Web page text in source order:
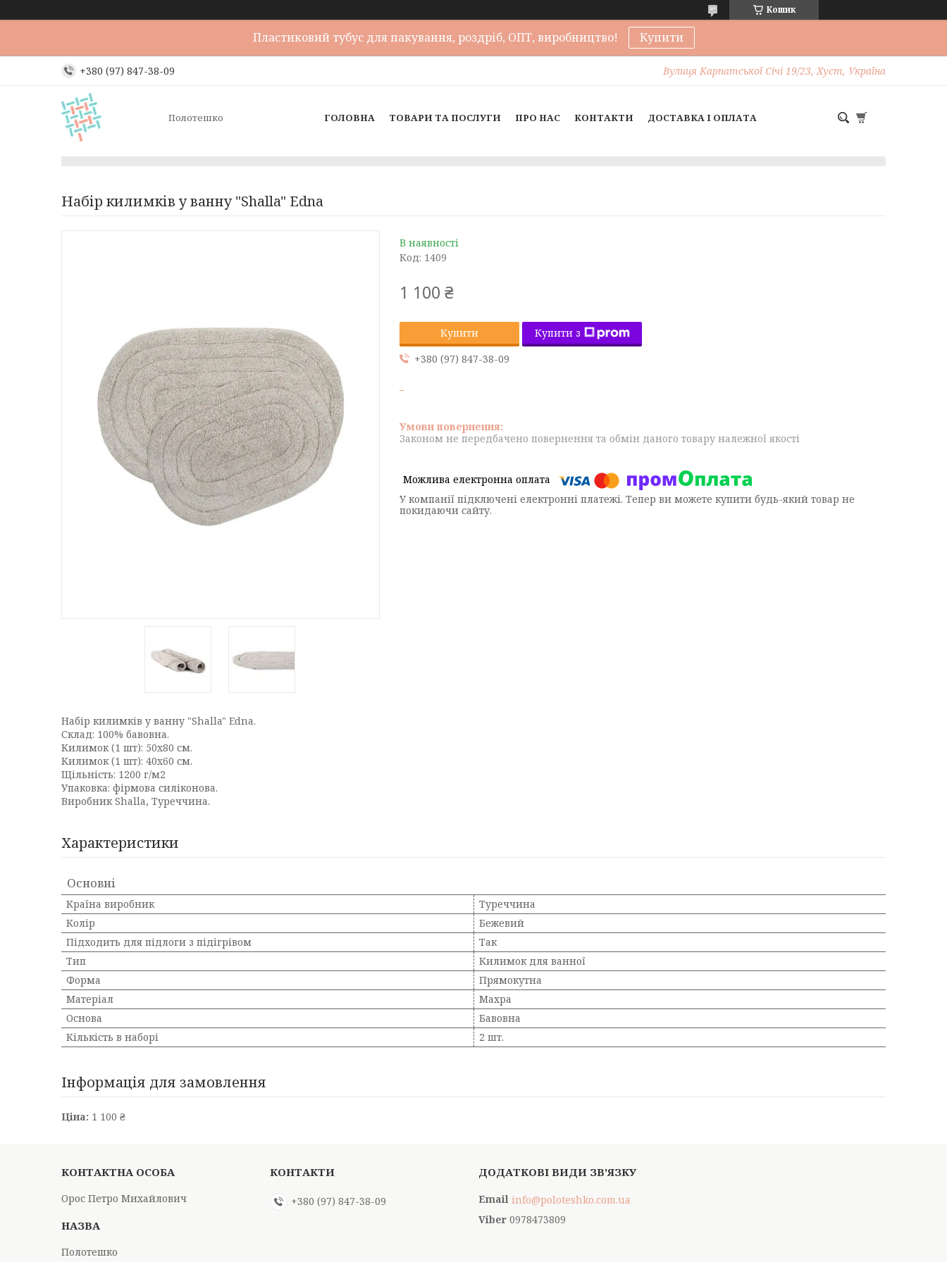
Кошик
Пластиковий тубус для пакування, роздріб, ОПТ, виробництво! Купити
+380 (97) 847-38-09 Вулиця Карпатської Січі 19/23, Хуст, Україна
Полотешко ГОЛОВНА ТОВАРИ ТА ПОСЛУГИ ПРО НАС КОНТАКТИ ДОСТАВКА І ОПЛАТА
Набір килимків у ванну "Shalla" Edna
В наявності
Код: 1409
1 100 ₴
Купити
Купити з
+380 (97) 847-38-09
Законом не передбачено повернення та обмін даного товару належної якості
У компанії підключені електронні платежі. Тепер ви можете купити будь-який товар не
покидаючи сайту.
Набір килимків у ванну "Shalla" Edna.
Склад: 100% бавовна.
Килимок (1 шт): 50x80 см.
Килимок (1 шт): 40x60 см.
Щільність: 1200 г/м2
Упаковка: фірмова силіконова.
Виробник Shalla, Туреччина.
Характеристики
Основні
Країна виробник
Туреччина
Колір
Бежевий
Підходить для підлоги з підігрівом
Так
Тип
Килимок для ванної
Форма
Прямокутна
Матеріал
Махра
Основа
Бавовна
Кількість в наборі
2 шт.
Інформація для замовлення
Ціна: 1 100 ₴
Орос Петро Михайлович
Полотешко
+380 (97) 847-38-09
info@poloteshko.com.ua
0978473809